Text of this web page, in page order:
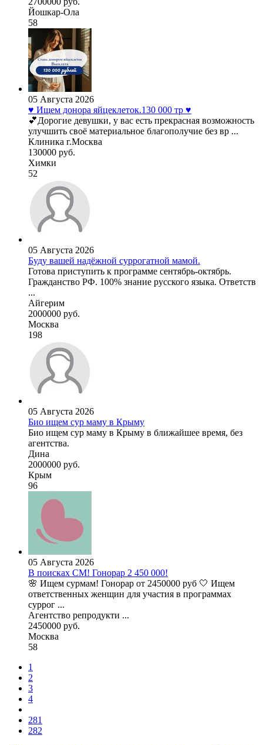
Йошкар-Ола
58
05 Августа 2026
♥️ Ищем донора яйцеклеток.130 000 тр ♥️
💕Дорогие девушки, у вас есть прекрасная возможность
улучшить своё материальное благополучие без вр ...
Клиника г.Москва
130000 руб.
Химки
52
05 Августа 2026
Буду вашей надёжной суррогатной мамой.
Готова приступить к программе сентябрь-октябрь.
Гражданство РФ. 100% знание русского языка. Ответств
...
Айгерим
2000000 руб.
Москва
198
05 Августа 2026
Био ищем сур маму в Крыму
Био ищем сур маму в Крыму в ближайшее время, без
агентства.
Дина
2000000 руб.
Крым
96
05 Августа 2026
В поисках СМ! Гонорар 2 450 000!
🌸 Ищем сурмам! Гонорар от 2450000 руб 🤍 Ищем
ответственных женщин для участия в программах
суррог ...
Агентство репродукти ...
2450000 руб.
Москва
58
1
2
3
4
281
282